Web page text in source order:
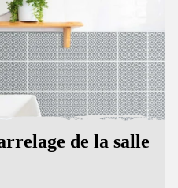
de la salle